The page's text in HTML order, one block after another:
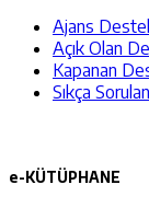
Ajans
Açık Olan
Kapanan
Sıkça
e-KÜTÜPHANE